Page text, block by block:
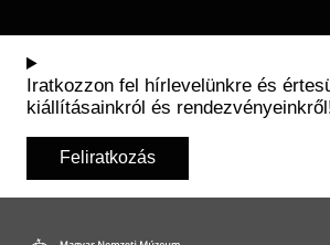
Iratkozzon fel hírlevelünkre és
kiállításainkról és
Feliratkozás